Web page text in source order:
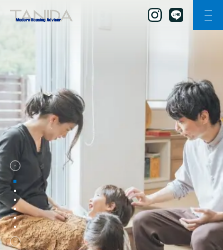
谷田工務店のトップページへ移動
メニ